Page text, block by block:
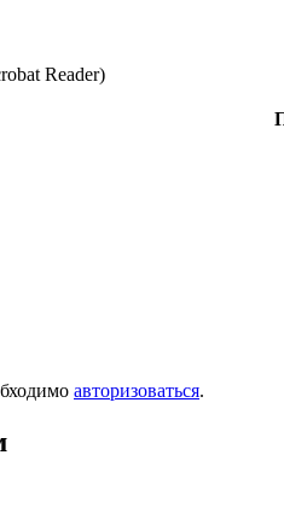
Reader)
авторизоваться.